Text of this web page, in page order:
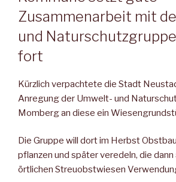
Zusammenarbeit mit
und
fort
Kürzlich verpachtete die Stadt
Anregung der Umwelt- und
Momberg an diese ein
Die Gruppe will dort im Herbst
pflanzen und später veredeln, die
örtlichen Streuobstwiesen